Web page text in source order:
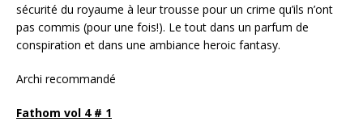
sécurité du royaume à leur trousse pour un crime qu’ils n’ont
pas commis (pour une fois!). Le tout dans un parfum de
conspiration et dans une ambiance heroic fantasy.
Archi recommandé
Fathom vol 4 # 1